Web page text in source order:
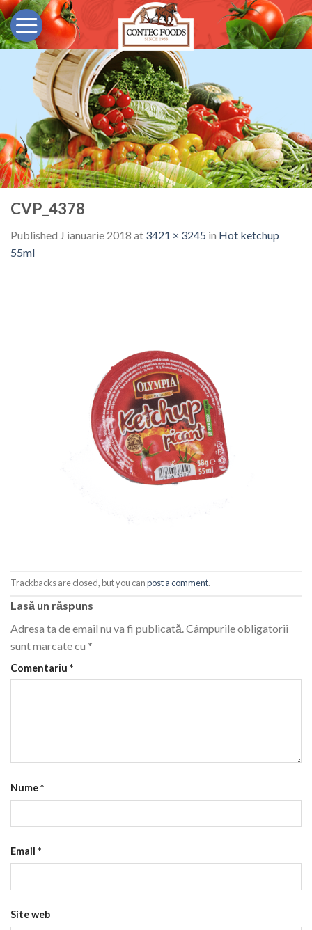
Skip
to
content
CVP_4378
Published J ianuarie 2018 at 3421 × 3245 in Hot ketchup
55ml
Trackbacks are closed, but you canpost a comment.
Lasă un răspuns
Adresa ta de email nu va fi publicată. Câmpurile obligatorii
sunt marcate cu *
Comentariu *
Nume*
Email *
Site web